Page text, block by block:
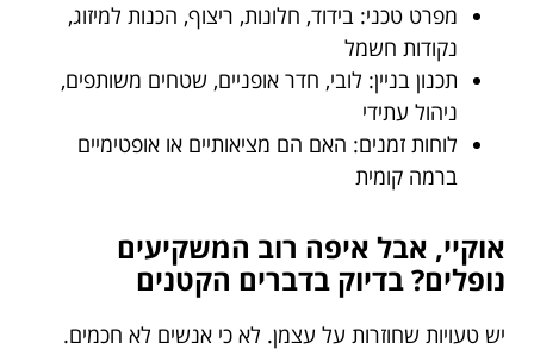
מפרט טכני: בידוד, חלונות, ריצוף, הכנות למיזוג,
נקודות חשמל
תכנון בניין: לובי, חדר אופניים, שטחים משותפים,
ניהול עתידי
לוחות זמנים: האם הם מציאותיים או אופטימיים
ברמה קומית
אוקיי, אבל איפה רוב המשקיעים
נופלים? בדיוק בדברים הקטנים
יש טעויות שחוזרות על עצמן. לא כי אנשים לא חכמים.